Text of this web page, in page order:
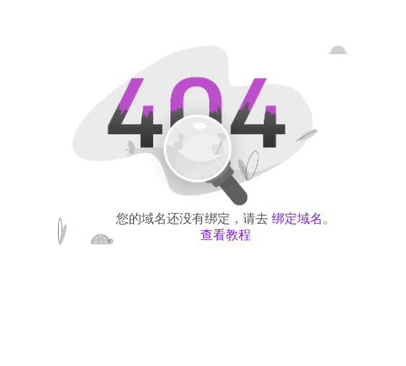
您的域名还没有绑定，请去 绑定域名 。
查看教程